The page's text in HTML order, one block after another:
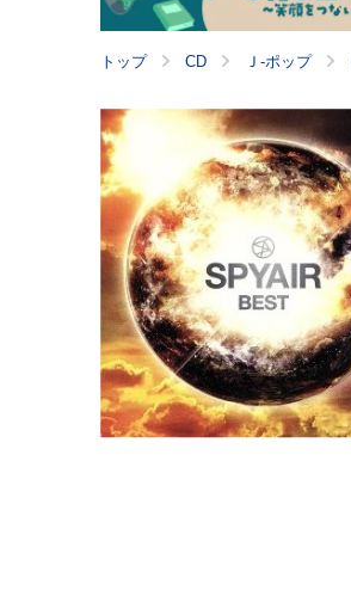
トップ CD Ｊ‐ポップ